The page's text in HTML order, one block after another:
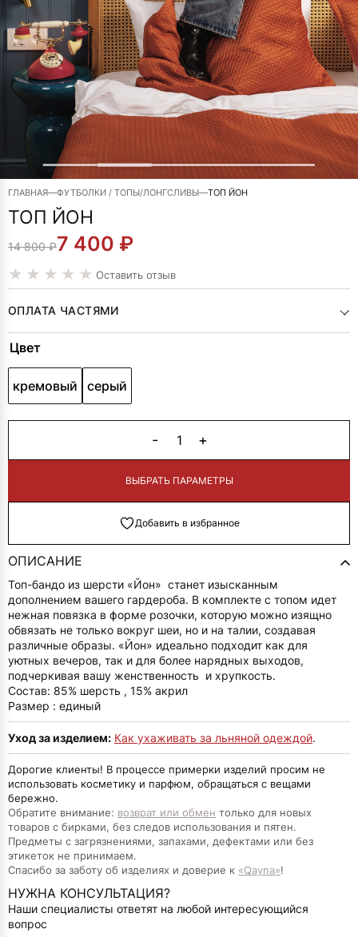
ГЛАВНАЯ—ФУТБОЛКИ / ТОПЫ/ЛОНГСЛИВЫ—ТОП ЙОН
ТОП ЙОН
14 800₽
ПЕРВОНАЧАЛЬНАЯ
ЦЕНА
14
800 ₽.
7 400 ₽
ТЕКУЩАЯ
ЦЕНА:
400 ₽.
Оставить отзыв
ОПЛАТА ЧАСТЯМИ
Цвет
кремовый серый
- 1 +
В КОРЗИНУ
Добавить в избранное
Alternative:
ОПИСАНИЕ
Топ-бандо из шерсти «Йон» станет изысканным
дополнением вашего гардероба. В комплекте с топом идет
нежная повязка в форме розочки, которую можно изящно
обвязать не только вокруг шеи, но и на талии, создавая
различные образы. «Йон» идеально подходит как для
уютных вечеров, так и для более нарядных выходов,
подчеркивая вашу женственность и хрупкость.
Состав: 85% шерсть , 15% акрил
Размер : единый
Уход за изделием: Как ухаживать за льняной одеждой.
Дорогие клиенты! В процессе примерки изделий просим не
использовать косметику и парфюм, обращаться с вещами
бережно.
Обратите внимание: возврат или обмен только для новых
товаров с бирками, без следов использования и пятен.
Предметы с загрязнениями, запахами, дефектами или без
этикеток не принимаем.
Спасибо за заботу об изделиях и доверие к «Qayna»!
НУЖНА КОНСУЛЬТАЦИЯ?
Наши специалисты ответят на любой интересующийся
вопрос